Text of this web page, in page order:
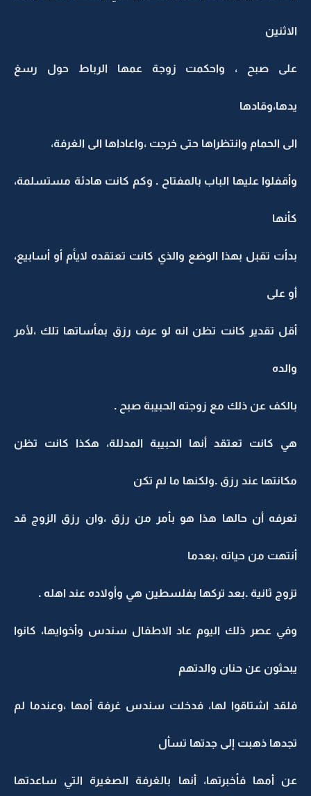
الاثنين
على صبح ، واحكمت زوجة عمها الرباط حول رسغ
يدها،وقادها
الى الحمام وانتظراها حتى خرجت ،واعاداها الى الغرفة،
وأقفلوا عليها الباب بالمفتاح . وكم كانت هادئة مستسلمة،
كأنها
بدأت تقبل بهذا الوضع والذي كانت تعتقده لايأم أو أسابيع،
أو على
أقل تقدير كانت تظن انه لو عرف رزق بمأساتها تلك ،لأمر
والده
بالكف عن ذلك مع زوجته الحبيبة صبح .
هي كانت تعتقد أنها الحبيبة المدللة، هكذا كانت تظن
مكانتها عند رزق .ولكنها ما لم تكن
تعرفه أن حالها هذا هو بأمر من رزق ،وان رزق الزوج قد
أنتهت من حياته ،بعدما
تزوج ثانية .بعد تركها بفلسطين هي وأولاده عند اهله .
وفي عصر ذلك اليوم عاد الاطفال سندس وأخوايها، كانوا
يبحثون عن حنان والدتهم
فلقد اشتاقوا لها، فدخلت سندس غرفة أمها ،وعندما لم
تجدها ذهبت إلى جدتها تسأل
عن أمها فأخبرتها، أنها بالغرفة الصغيرة التي ساعدتها